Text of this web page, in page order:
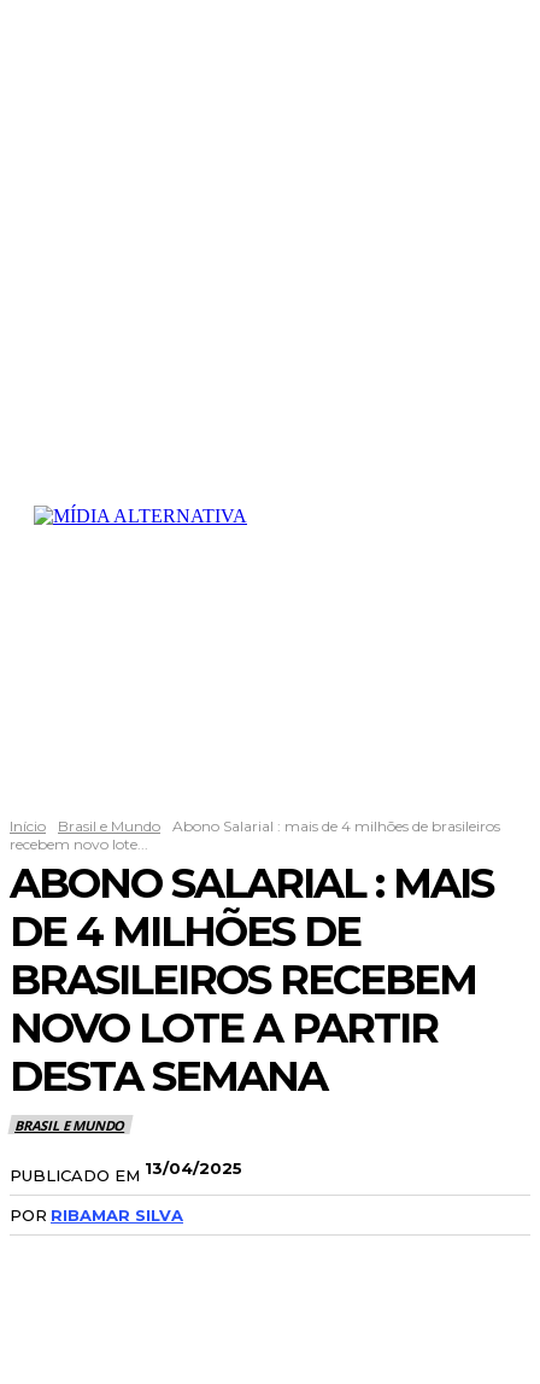
Início Brasil e Mundo
Abono Salarial : mais de 4 milhões de brasileiros
recebem novo lote...
ABONO SALARIAL : MAIS
DE 4 MILHÕES DE
BRASILEIROS RECEBEM
NOVO LOTE A PARTIR
DESTA SEMANA
BRASIL E MUNDO
PUBLICADO EM 13/04/2025
POR RIBAMAR SILVA